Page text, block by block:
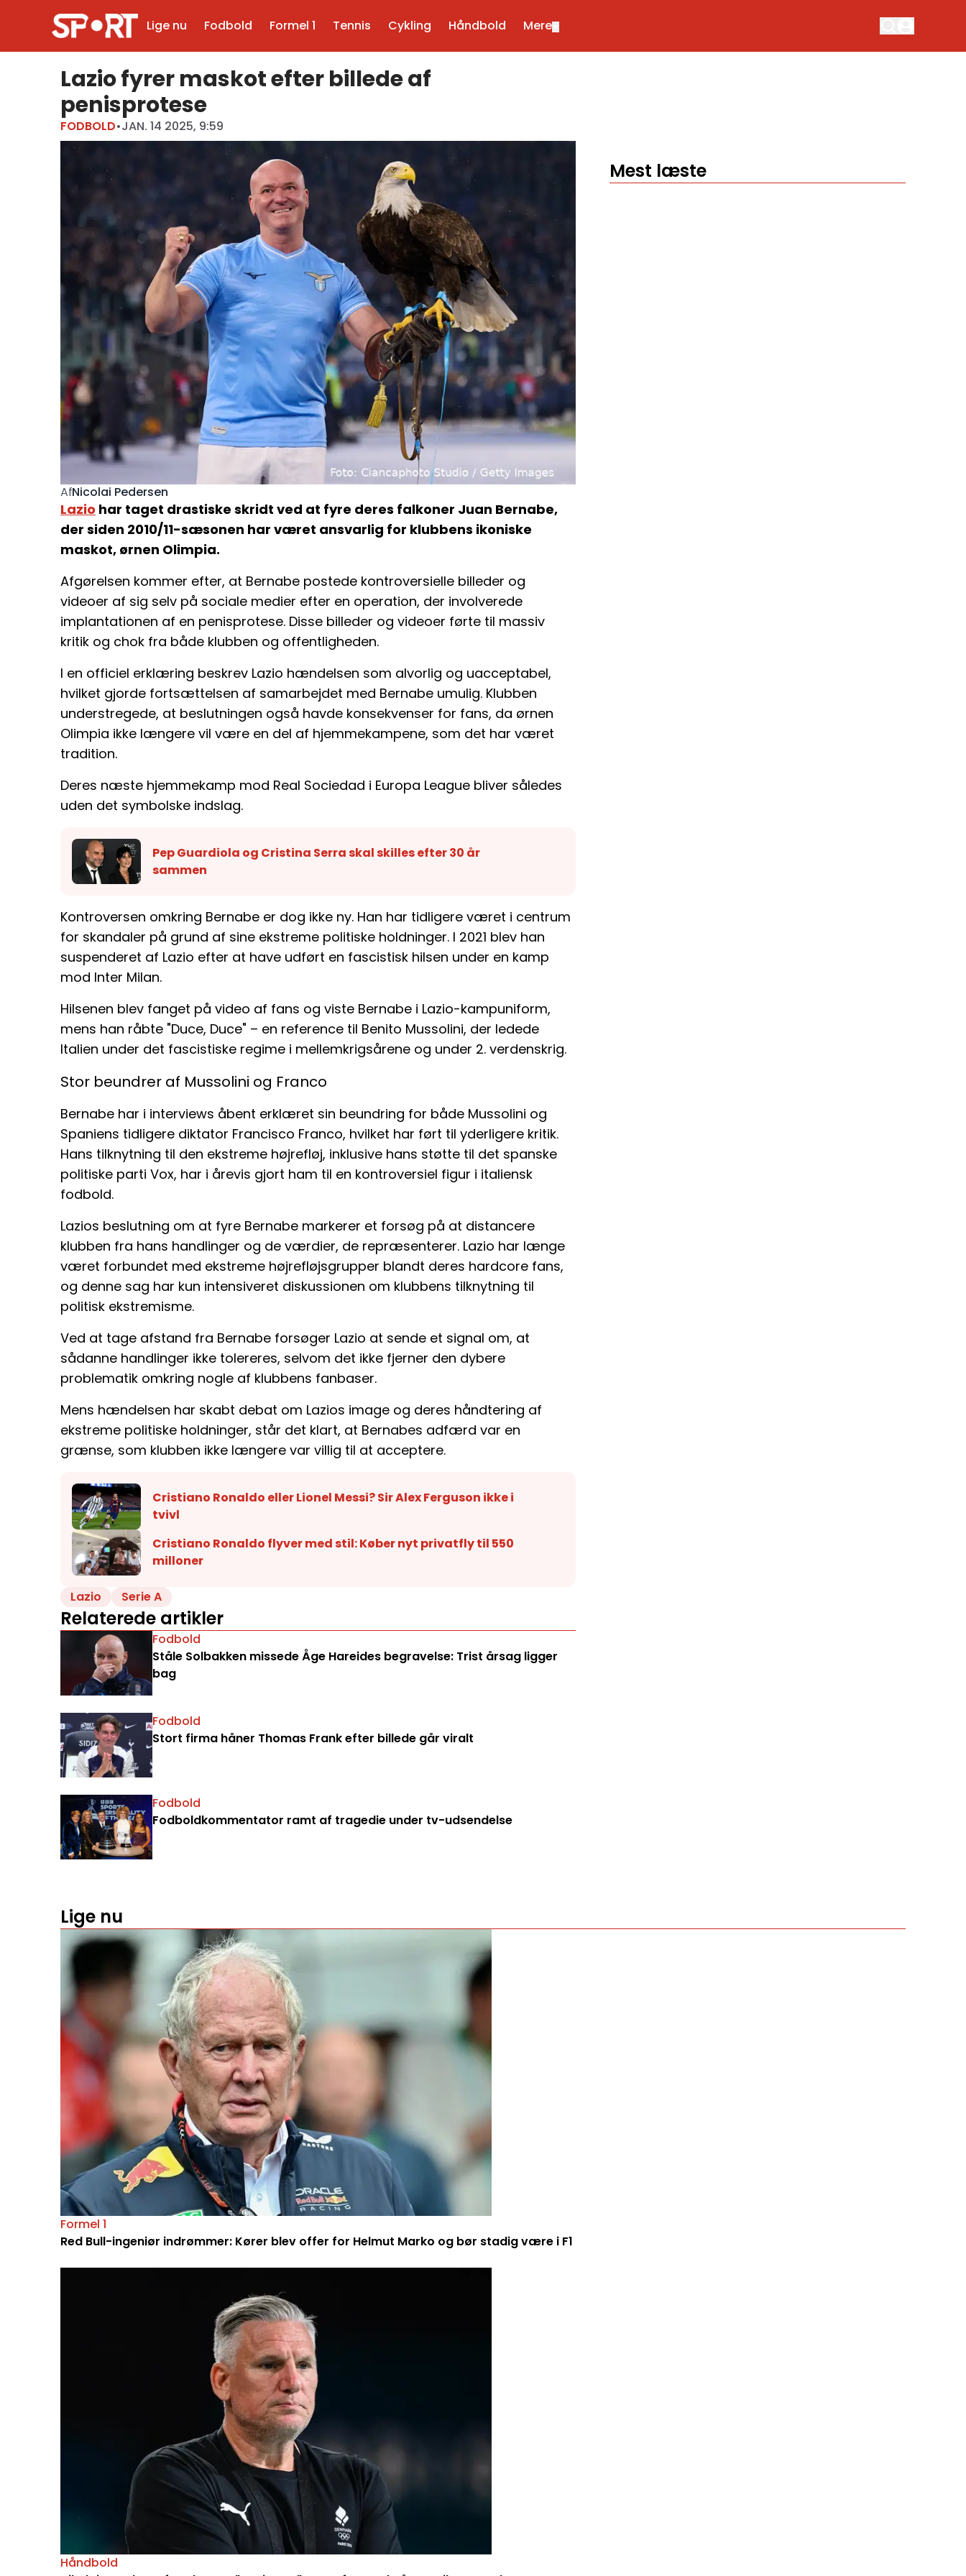
Lige nu Fodbold Formel 1 Tennis Cykling Håndbold Mere
Lazio fyrer maskot efter billede af
penisprotese
FODBOLD•JAN. 14 2025, 9:59
AfNicolai Pedersen
Lazio har taget drastiske skridt ved at fyre deres falkoner Juan Bernabe,
der siden 2010/11-sæsonen har været ansvarlig for klubbens ikoniske
maskot, ørnen Olimpia.
Afgørelsen kommer efter, at Bernabe postede kontroversielle billeder og
videoer af sig selv på sociale medier efter en operation, der involverede
implantationen af en penisprotese. Disse billeder og videoer førte til massiv
kritik og chok fra både klubben og offentligheden.
I en officiel erklæring beskrev Lazio hændelsen som alvorlig og uacceptabel,
hvilket gjorde fortsættelsen af samarbejdet med Bernabe umulig. Klubben
understregede, at beslutningen også havde konsekvenser for fans, da ørnen
Olimpia ikke længere vil være en del af hjemmekampene, som det har været
tradition.
Deres næste hjemmekamp mod Real Sociedad i Europa League bliver således
uden det symbolske indslag.
Pep Guardiola og Cristina Serra skal skilles efter 30 år
sammen
Kontroversen omkring Bernabe er dog ikke ny. Han har tidligere været i centrum
for skandaler på grund af sine ekstreme politiske holdninger. I 2021 blev han
suspenderet af Lazio efter at have udført en fascistisk hilsen under en kamp
mod Inter Milan.
Hilsenen blev fanget på video af fans og viste Bernabe i Lazio-kampuniform,
mens han råbte "Duce, Duce" – en reference til Benito Mussolini, der ledede
Italien under det fascistiske regime i mellemkrigsårene og under 2. verdenskrig.
Stor beundrer af Mussolini og Franco
Bernabe har i interviews åbent erklæret sin beundring for både Mussolini og
Spaniens tidligere diktator Francisco Franco, hvilket har ført til yderligere kritik.
Hans tilknytning til den ekstreme højrefløj, inklusive hans støtte til det spanske
politiske parti Vox, har i årevis gjort ham til en kontroversiel figur i italiensk
fodbold.
Lazios beslutning om at fyre Bernabe markerer et forsøg på at distancere
klubben fra hans handlinger og de værdier, de repræsenterer. Lazio har længe
været forbundet med ekstreme højrefløjsgrupper blandt deres hardcore fans,
og denne sag har kun intensiveret diskussionen om klubbens tilknytning til
politisk ekstremisme.
Ved at tage afstand fra Bernabe forsøger Lazio at sende et signal om, at
sådanne handlinger ikke tolereres, selvom det ikke fjerner den dybere
problematik omkring nogle af klubbens fanbaser.
Mens hændelsen har skabt debat om Lazios image og deres håndtering af
ekstreme politiske holdninger, står det klart, at Bernabes adfærd var en
grænse, som klubben ikke længere var villig til at acceptere.
Cristiano Ronaldo eller Lionel Messi? Sir Alex Ferguson ikke i
tvivl
Cristiano Ronaldo flyver med stil: Køber nyt privatfly til 550
milloner
Lazio Serie A
Relaterede artikler
Fodbold
Ståle Solbakken missede Åge Hareides begravelse: Trist årsag ligger
bag
Fodbold
Stort firma håner Thomas Frank efter billede går viralt
Fodbold
Fodboldkommentator ramt af tragedie under tv-udsendelse
Mest læste
Lige nu
Formel 1
Red Bull-ingeniør indrømmer: Kører blev offer for Helmut Marko og bør stadig være i F1
Håndbold